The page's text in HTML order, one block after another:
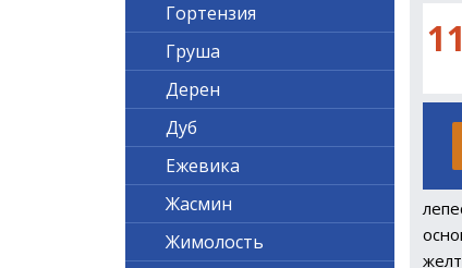
Гортензия
Груша
Дерен
Дуб
Ежевика
Жасмин
Жимолость